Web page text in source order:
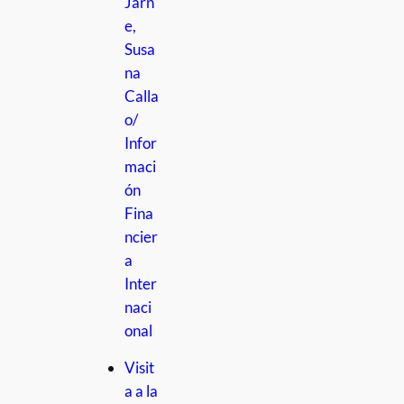
e,
Susa
na
Calla
o/
Infor
maci
ón
Fina
ncier
a
Inter
naci
onal
Visit
a a la